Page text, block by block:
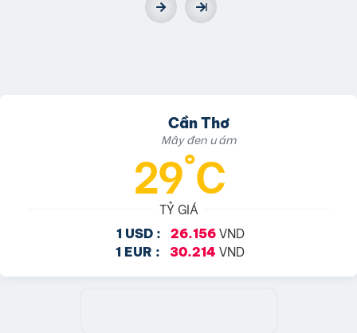
Cần Thơ
Mây đen u ám
29°C
TỶ GIÁ
1 USD : 26.156VND
1 EUR : 30.214 VND